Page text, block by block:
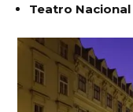
Teatro Nacional